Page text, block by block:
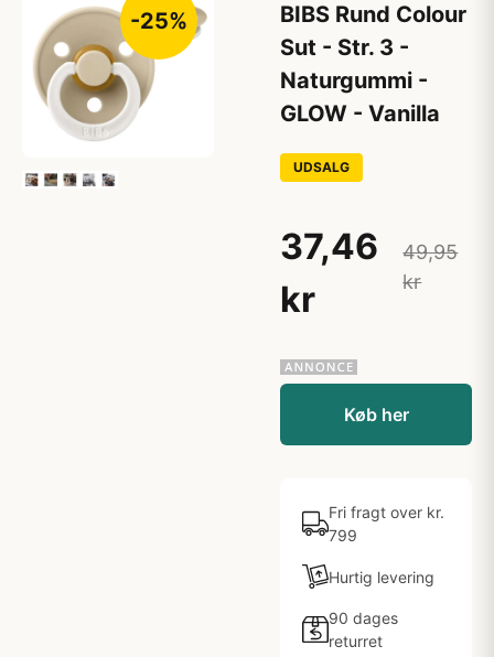
-25%
BIBS Rund Colour
Sut - Str. 3 -
Naturgummi -
GLOW - Vanilla
UDSALG
37,46
kr
49,95
kr
Køb her
Fri fragt over kr.
799
Hurtig levering
90 dages
returret